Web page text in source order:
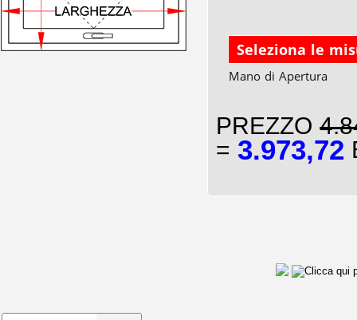
Seleziona le
Mano di Apertura
PREZZO
= 3.973,72